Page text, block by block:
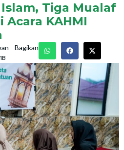
Tiga Mualaf
Acara KAHMI
Bagikan